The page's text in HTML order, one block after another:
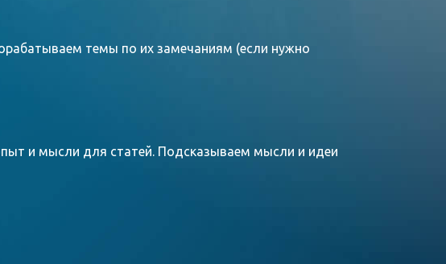
темы по их замечаниям (если нужно
и мысли для статей. Подсказываем мысли и идеи